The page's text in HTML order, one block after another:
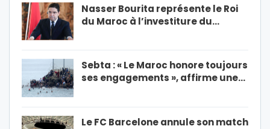
Nasser Bourita représente le Roi
du Maroc à l’investiture du…
Sebta : « Le Maroc honore toujours
ses engagements », affirme une…
Le FC Barcelone annule son match